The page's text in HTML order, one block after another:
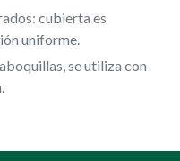
cubierta es
uniforme.
se utiliza con